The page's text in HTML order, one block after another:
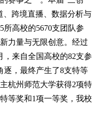
、跨境直播、数据分析与
高校的5670支团队参
力量与无限创意。经过
来自全国高校的82支参
逐，最终产生了8支特等
杭州师范大学获得2项特
等奖和1项一等奖，我校